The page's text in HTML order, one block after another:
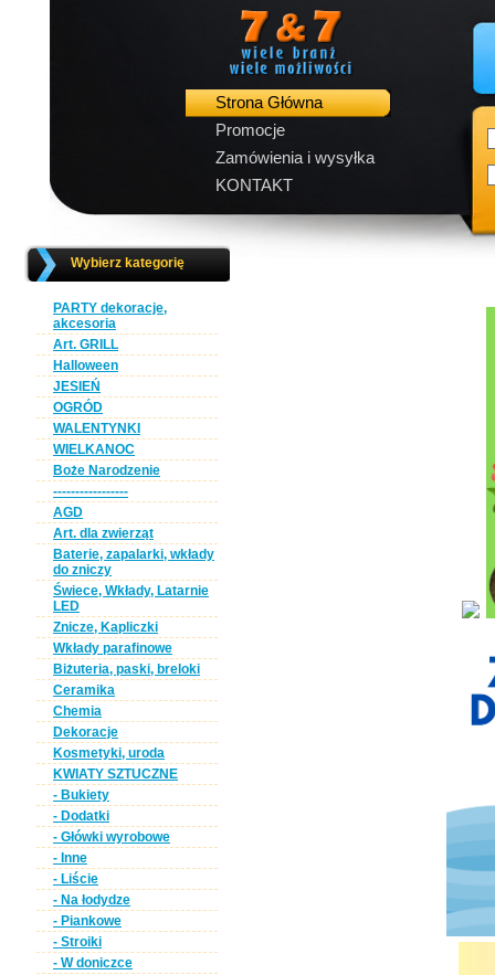
Strona Główna
Promocje
Zamówienia i wysyłka
KONTAKT
Wybierz kategorię
PARTY dekoracje,
akcesoria
Art. GRILL
Halloween
JESIEŃ
OGRÓD
WALENTYNKI
WIELKANOC
Boże Narodzenie
-----------------
AGD
Art. dla zwierząt
Baterie, zapalarki, wkłady
do zniczy
Świece, Wkłady, Latarnie
LED
Znicze, Kapliczki
Wkłady parafinowe
Biżuteria, paski, breloki
Ceramika
Chemia
Dekoracje
Kosmetyki, uroda
KWIATY SZTUCZNE
- Bukiety
- Dodatki
- Główki wyrobowe
- Inne
- Liście
- Na łodydze
- Piankowe
- Stroiki
- W doniczce